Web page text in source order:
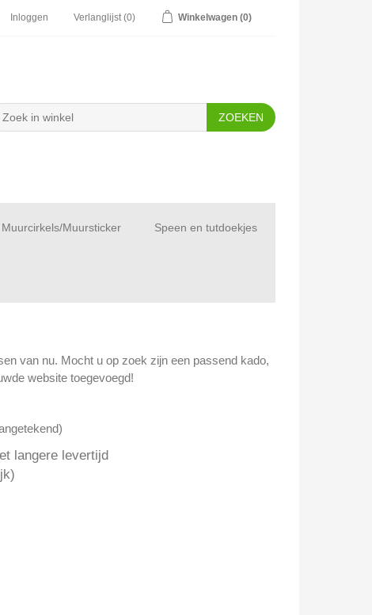
Inloggen Verlanglijst (0) Winkelwagen (0)
Muurcirkels/Muursticker Speen en tutdoekjes
van nu. Mocht u op zoek zijn een passend kado,
website toegevoegd!
langere levertijd